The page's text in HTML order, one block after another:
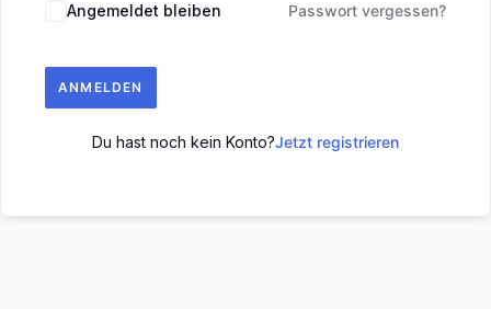
Angemeldet bleiben Passwort vergessen?
ANMELDEN
Du hast noch kein Konto?Jetzt registrieren